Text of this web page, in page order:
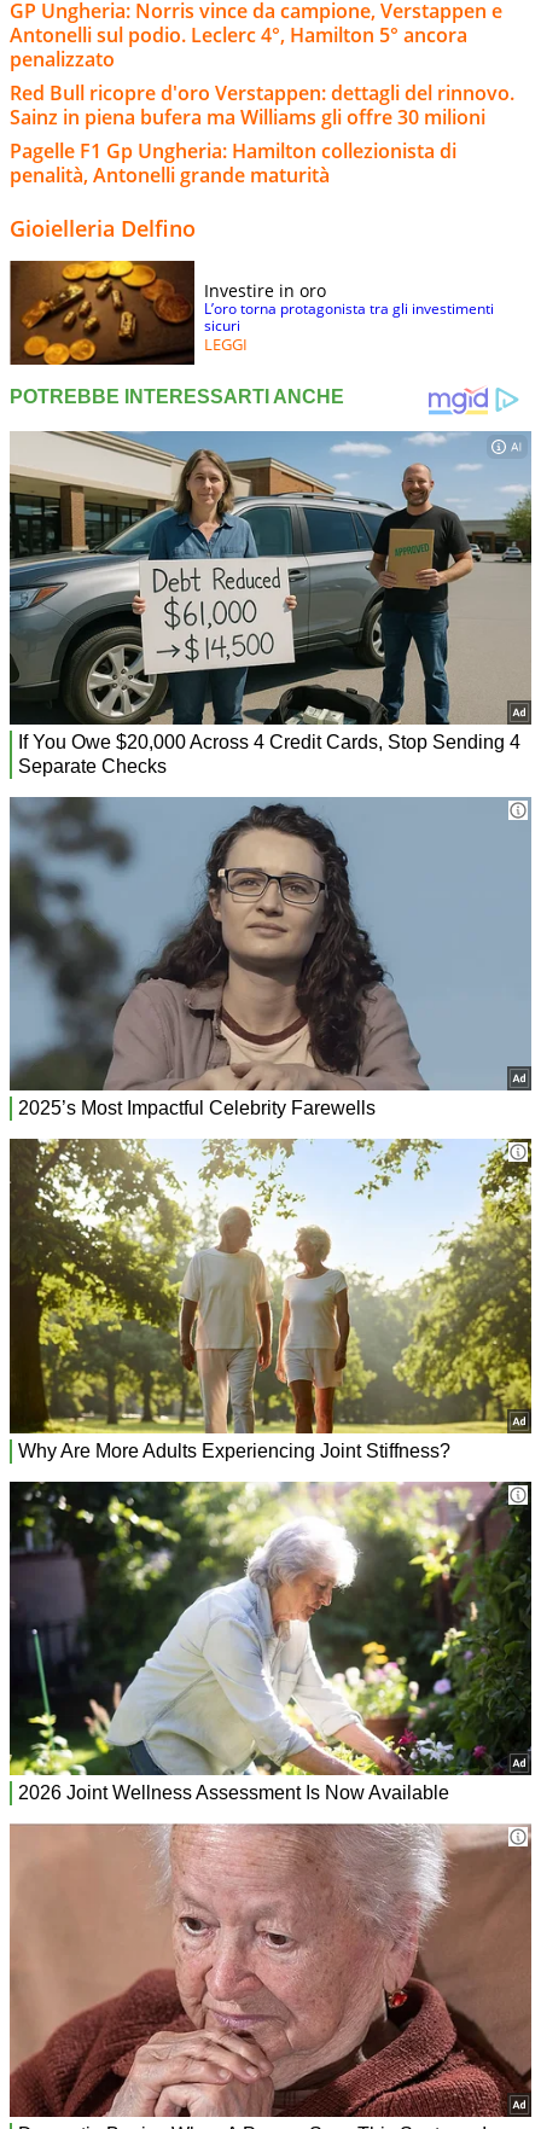
GP Ungheria: Norris vince da campione, Verstappen e
Antonelli sul podio. Leclerc 4°, Hamilton 5° ancora
penalizzato
Red Bull ricopre d'oro Verstappen: dettagli del rinnovo.
Sainz in piena bufera ma Williams gli offre 30 milioni
Pagelle F1 Gp Ungheria: Hamilton collezionista di
penalità, Antonelli grande maturità
Gioielleria Delfino
Investire in oro
L’oro torna protagonista tra gli investimenti
sicuri
LEGGI